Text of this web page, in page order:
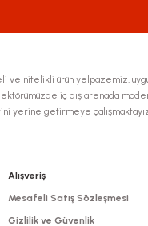
ve nitelikli ürün yelpazemiz,
iç dış arenada
yerine getirmeye
Alışveriş
Mesafeli Satış Sözleşmesi
Gizlilik ve Güvenlik